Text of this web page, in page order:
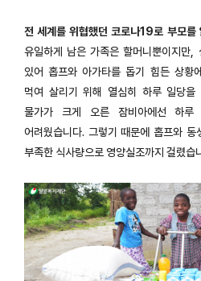
전 세계를 위협했던 코로나19로 부모
유일하게 남은 가족은 할머니뿐이지만,
있어 홉프와 아가타를 돕기 힘든 상황
먹여 살리기 위해 열심히 하루 일당을
물가가 크게 오른 잠비아에선 하루
어려웠습니다. 그렇기 때문에 홉프와 동
부족한 식사량으로 영양실조까지 걸렸습